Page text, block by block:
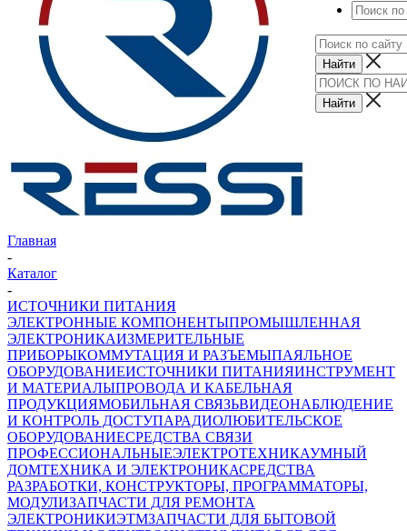
Главная
-
Каталог
-
ИСТОЧНИКИ ПИТАНИЯ
ЭЛЕКТРОННЫЕ КОМПОНЕНТЫПРОМЫШЛЕННАЯ
ЭЛЕКТРОНИКАИЗМЕРИТЕЛЬНЫЕ
ПРИБОРЫКОММУТАЦИЯ И РАЗЪЕМЫПАЯЛЬНОЕ
ОБОРУДОВАНИЕИСТОЧНИКИ ПИТАНИЯИНСТРУМЕНТ
И МАТЕРИАЛЫПРОВОДА И КАБЕЛЬНАЯ
ПРОДУКЦИЯМОБИЛЬНАЯ СВЯЗЬВИДЕОНАБЛЮДЕНИЕ
И КОНТРОЛЬ ДОСТУПАРАДИОЛЮБИТЕЛЬСКОЕ
ОБОРУДОВАНИЕСРЕДСТВА СВЯЗИ
ПРОФЕССИОНАЛЬНЫЕЭЛЕКТРОТЕХНИКАУМНЫЙ
ДОМТЕХНИКА И ЭЛЕКТРОНИКАСРЕДСТВА
РАЗРАБОТКИ, КОНСТРУКТОРЫ, ПРОГРАММАТОРЫ,
МОДУЛИЗАПЧАСТИ ДЛЯ РЕМОНТА
ЭЛЕКТРОНИКИЭТМЗАПЧАСТИ ДЛЯ БЫТОВОЙ